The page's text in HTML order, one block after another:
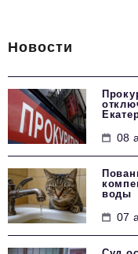
Новости
08
воды
07